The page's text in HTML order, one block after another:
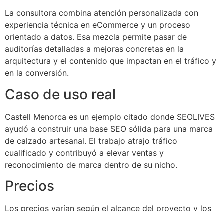
La consultora combina atención personalizada con
experiencia técnica en eCommerce y un proceso
orientado a datos. Esa mezcla permite pasar de
auditorías detalladas a mejoras concretas en la
arquitectura y el contenido que impactan en el tráfico y
en la conversión.
Caso de uso real
Castell Menorca es un ejemplo citado donde SEOLIVES
ayudó a construir una base SEO sólida para una marca
de calzado artesanal. El trabajo atrajo tráfico
cualificado y contribuyó a elevar ventas y
reconocimiento de marca dentro de su nicho.
Precios
Los precios varían según el alcance del proyecto y los